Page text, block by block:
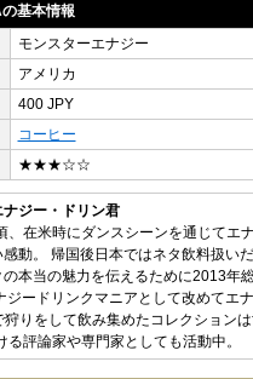
基本情報
モンスターエナジー
アメリカ
400 JPY
コーヒー
★★★☆☆
ジー・ドリン君
、在米時にダンスシーンを通じてエ
感動。 帰国後日本ではネタ飲料扱い
の本当の魅力を伝えるために2013年
ジードリンクマニアとして改めてエ
りをして飲み集めたコレクション
評論家や専門家としても活動中。